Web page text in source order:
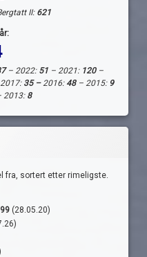
II: 621
– 2022: 51– 2021: 120–
35 – 2016:48– 2015: 9
2013: 8
fra, sortert etter rimeligste.
(28.05.20)